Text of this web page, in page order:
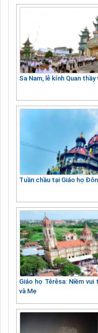
Sa Nam, lễ kính Quan
Tuần chầu tại Giáo họ
Giáo họ Têrêsa: Niềm
và Mẹ